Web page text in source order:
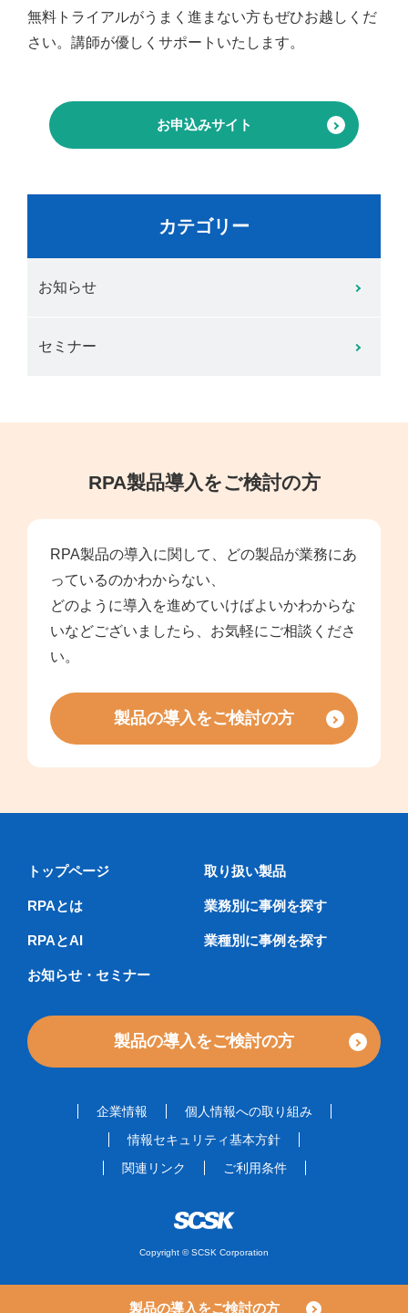
無料トライアルがうまく進まない方もぜひお越しくだ
さい。講師が優しくサポートいたします。
お申込みサイト
カテゴリー
お知らせ
セミナー
RPA製品導入をご検討の方
RPA製品の導入に関して、どの製品が業務にあ
っているのかわからない、
どのように導入を進めていけばよいかわからな
いなどございましたら、お気軽にご相談くださ
い。
製品の導入をご検討の方
トップページ
RPAとは
RPAとAI
取り扱い製品
業務別に事例を探す
業種別に事例を探す
お知らせ・セミナー
製品の導入をご検討の方
企業情報
個人情報への取り組み
情報セキュリティ基本方針
関連リンク
ご利用条件
Copyright © SCSK Corporation
製品の導入をご検討の方